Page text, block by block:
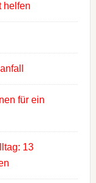
helfen
für ein
13